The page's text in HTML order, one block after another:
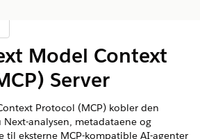
Model Context
Server
Protocol (MCP) kobler den
analysen, metadataene og
til eksterne MCP-kompatible AI-agenter